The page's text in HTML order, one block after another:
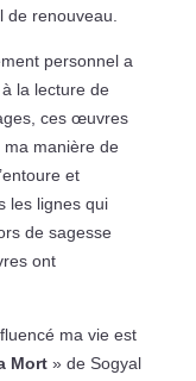
renouveau.
personnel a
la lecture de
ces œuvres
ma manière de
et
les lignes qui
de sagesse
ont
ma vie est
Mort» de Sogyal